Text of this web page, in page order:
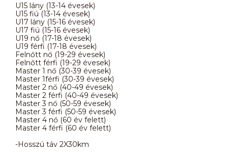
U15 lány (13-14 évesek)
U15 fiú (13-14 évesek)
U17 lány (15-16 évesek)
U17 fiú (15-16 évesek)
U19 nő (17-18 évesek)
U19 férfi (17-18 évesek)
Felnőtt nő (19-29 évesek)
Felnőtt férfi (19-29 évesek)
Master 1 nő (30-39 évesek)
Master 1férfi (30-39 évesek)
Master 2 nő (40-49 évesek)
Master 2 férfi (40-49 évesek)
Master 3 nő (50-59 évesek)
Master 3 férfi (50-59 évesek)
Master 4 nő (60 év felett)
Master 4 férfi (60 év felett)
-Hosszú táv 2X30km